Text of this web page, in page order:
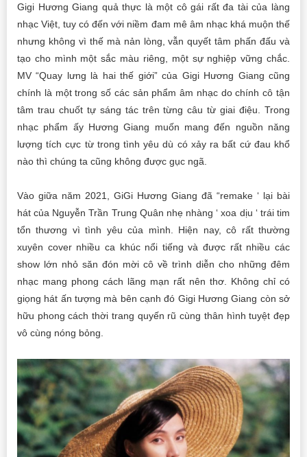
Gigi Hương Giang quả thực là một cô gái rất đa tài của làng
nhạc Việt, tuy có đến với niềm đam mê âm nhạc khá muộn thế
nhưng không vì thế mà nản lòng, vẫn quyết tâm phấn đấu và
tạo cho mình một sắc màu riêng, một sự nghiệp vững chắc.
MV “Quay lưng là hai thế giới” của Gigi Hương Giang cũng
chính là một trong số các sản phẩm âm nhạc do chính cô tận
tâm trau chuốt tự sáng tác trên từng câu từ giai điệu. Trong
nhạc phẩm ấy Hương Giang muốn mang đến nguồn năng
lượng tích cực từ trong tình yêu dù có xảy ra bất cứ đau khổ
nào thì chúng ta cũng không được gục ngã.
Vào giữa năm 2021, GiGi Hương Giang đã “remake ‘ lại bài
hát của Nguyễn Trần Trung Quân nhẹ nhàng ‘ xoa dịu ‘ trái tim
tổn thương vì tình yêu của mình. Hiện nay, cô rất thường
xuyên cover nhiều ca khúc nổi tiếng và được rất nhiều các
show lớn nhỏ săn đón mời cô về trình diễn cho những đêm
nhạc mang phong cách lãng mạn rất nên thơ. Không chỉ có
giọng hát ấn tượng mà bên cạnh đó Gigi Hương Giang còn sở
hữu phong cách thời trang quyến rũ cùng thân hình tuyệt đẹp
vô cùng nóng bỏng.